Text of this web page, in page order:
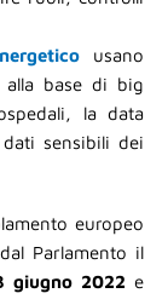
usano
alla base di big
la data
sensibili dei
europeo
Parlamento il
giugno 2022 e